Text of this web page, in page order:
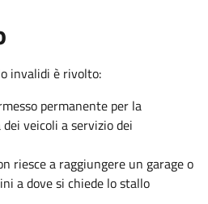
invalidi è rivolto:
permanente per la
veicoli a servizio dei
riesce a raggiungere un garage o
a dove si chiede lo stallo